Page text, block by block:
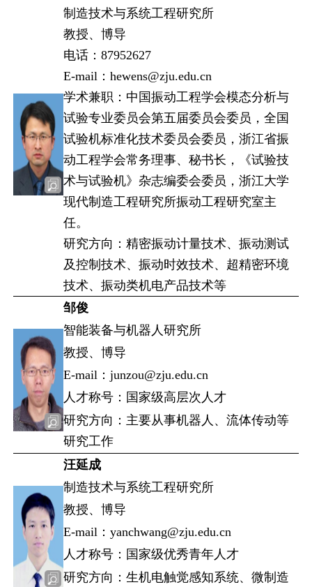
制造技术与系统工程研究所
教授、博导
电话：87952627
E-mail：hewens@zju.edu.cn
学术兼职：中国振动工程学会模态分析与
试验专业委员会第五届委员会委员，全国
试验机标准化技术委员会委员，浙江省振
动工程学会常务理事、秘书长，《试验技
术与试验机》杂志编委会委员，浙江大学
现代制造工程研究所振动工程研究室主
任。
研究方向：精密振动计量技术、振动测试
及控制技术、振动时效技术、超精密环境
技术、振动类机电产品技术等
邹俊
智能装备与机器人研究所
教授、博导
E-mail：junzou@zju.edu.cn
人才称号：国家级高层次人才
研究方向：主要从事机器人、流体传动等
研究工作
汪延成
制造技术与系统工程研究所
教授、博导
E-mail：yanchwang@zju.edu.cn
人才称号：国家级优秀青年人才
研究方向：生机电触觉感知系统、微制造